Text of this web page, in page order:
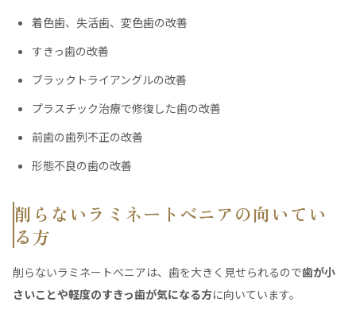
着色歯、失活歯、変色歯の改善
すきっ歯の改善
ブラックトライアングルの改善
プラスチック治療で修復した歯の改善
前歯の歯列不正の改善
形態不良の歯の改善
削らないラミネートべニアの向いてい
る方
削らないラミネートべニアは、歯を大きく見せられるので歯が小
さいことや軽度のすきっ歯が気になる方に向いています。